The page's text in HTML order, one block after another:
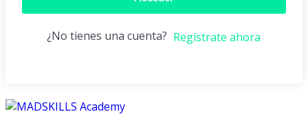
¿No tienes una cuenta? Regístrate ahora